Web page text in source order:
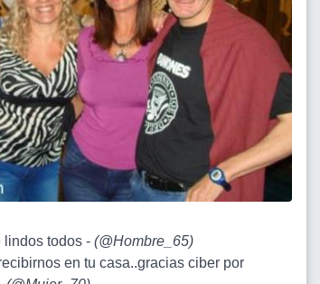
lindos todos - (@Hombre_65)
en tu casa..gracias ciber por